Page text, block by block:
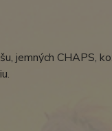
jemných CHAPS,